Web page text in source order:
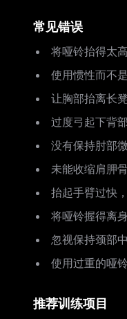
常见错误
将哑铃抬得太
使用惯性而不
让胸部抬离长
过度弓起下背
没有保持肘部
未能收缩肩胛
抬起手臂过快
将哑铃握得离
忽视保持颈部
使用过重的哑
推荐训练项目